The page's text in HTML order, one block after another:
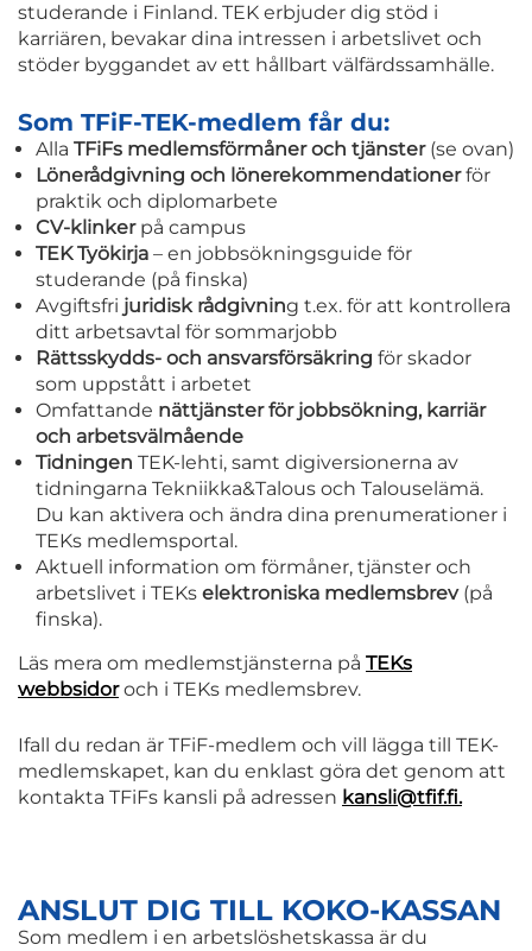
studerande i Finland. TEK erbjuder dig stöd i
karriären, bevakar dina intressen i arbetslivet och
stöder byggandet av ett hållbart välfärdssamhälle.
Som TFiF-TEK-medlem får du:
Alla TFiFs medlemsförmåner och tjänster(se ovan)
Lönerådgivning och lönerekommendationerför
praktik och diplomarbete
CV-klinkerpå campus
TEK Työkirja – en jobbsökningsguide för
studerande (på finska)
Avgiftsfri juridisk rådgivning t.ex. för att kontrollera
ditt arbetsavtal för sommarjobb
Rättsskydds- och ansvarsförsäkring för skador
som uppstått i arbetet
Omfattande nättjänster för jobbsökning, karriär
och arbetsvälmående
Tidningen TEK-lehti, samt digiversionerna av
tidningarna Tekniikka&Talous och Talouselämä.
Du kan aktivera och ändra dina prenumerationer i
TEKs medlemsportal.
Aktuell information om förmåner, tjänster och
arbetslivet i TEKs elektroniska medlemsbrev(på
finska).
Läs mera om medlemstjänsterna på TEKs
webbsidoroch i TEKs medlemsbrev.
Ifall du redan är TFiF-medlem och vill lägga till TEK-
medlemskapet, kan du enklast göra det genom att
kontakta TFiFs kansli på adressen kansli@tfif.fi.
ANSLUT DIG TILL KOKO-KASSAN
Som medlem i en arbetslöshetskassa är du